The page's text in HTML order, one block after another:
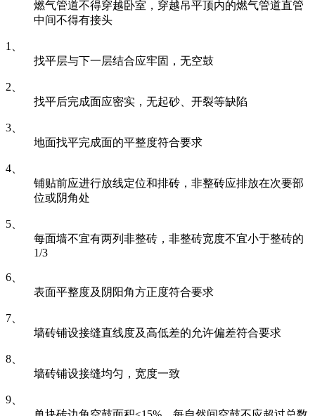
燃气管道不得穿越卧室，穿越吊平顶内的燃气管道直管
中间不得有接头
1、
找平层与下一层结合应牢固，无空鼓
2、
找平后完成面应密实，无起砂、开裂等缺陷
3、
地面找平完成面的平整度符合要求
4、
铺贴前应进行放线定位和排砖，非整砖应排放在次要部
位或阴角处
5、
每面墙不宜有两列非整砖，非整砖宽度不宜小于整砖的
1/3
6、
表面平整度及阴阳角方正度符合要求
7、
墙砖铺设接缝直线度及高低差的允许偏差符合要求
8、
墙砖铺设接缝均匀，宽度一致
9、